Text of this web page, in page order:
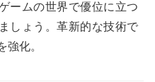
ームの世界で優位に立つ
しょう。革新的な技術で
強化。